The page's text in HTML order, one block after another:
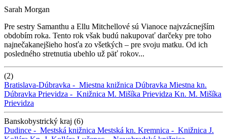
Sarah Morgan
Pre sestry Samanthu a Ellu Mitchellové sú Vianoce najvzácnejším
obdobím roka. Tento rok však budú nakupovať darčeky pre toho
najnečakanejšieho hosťa zo všetkých – pre svoju matku. Od ich
posledného stretnutia ubehlo už päť rokov...
(2)
Bratislava-Dúbravka - Miestna knižnica Dúbravka Miestna kn.
Dúbravka Prievidza - Knižnica M. Mišíka Prievidza Kn. M. Mišíka
Prievidza
Banskobystrický kraj (6)
Dudince - Mestská knižnica Mestská kn. Kremnica - Knižnica J.